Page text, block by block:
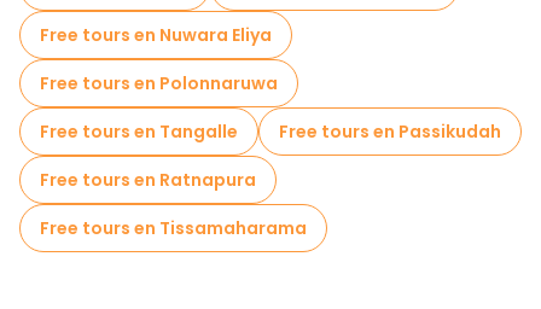
Free tours en Nuwara Eliya
Free tours en Polonnaruwa
Free tours en Tangalle
Free tours en Passikudah
Free tours en Ratnapura
Free tours en Tissamaharama